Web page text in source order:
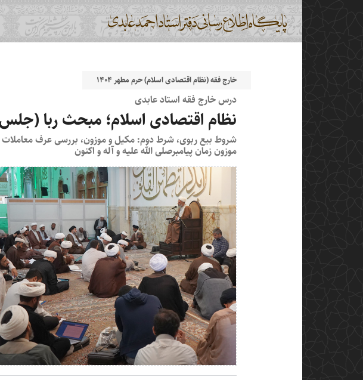
خارج فقه (نظام اقتصادی اسلام) حرم مطهر ۱۴۰۴
درس خارج فقه استاد عابدی
نظام اقتصادی اسلام؛ مبحث ربا (جلس۷۴)
شروط بیع ربوی، شرط دوم: مکیل و موزون، بررسی عرف
موزون زمان پیامبرصلی الله علیه و آله و اکنون